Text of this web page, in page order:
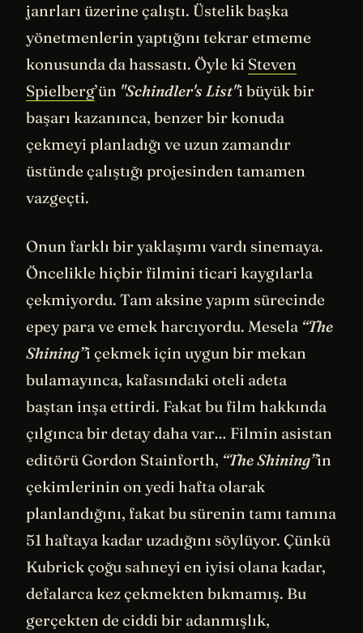
janrları üzerine çalıştı. Üstelik başka
yönetmenlerin yaptığını tekrar etmeme
konusunda da hassastı. Öyle ki Steven
Spielberg’ün "Schindler's List"i büyük bir
başarı kazanınca, benzer bir konuda
çekmeyi planladığı ve uzun zamandır
üstünde çalıştığı projesinden tamamen
vazgeçti.
Onun farklı bir yaklaşımı vardı sinemaya.
Öncelikle hiçbir filmini ticari kaygılarla
çekmiyordu. Tam aksine yapım sürecinde
epey para ve emek harcıyordu. Mesela “The
Shining”i çekmek için uygun bir mekan
bulamayınca, kafasındaki oteli adeta
baştan inşa ettirdi. Fakat bu film hakkında
çılgınca bir detay daha var… Filmin asistan
editörü Gordon Stainforth, “The Shining”in
çekimlerinin on yedi hafta olarak
planlandığını, fakat bu sürenin tamı tamına
51 haftaya kadar uzadığını söylüyor. Çünkü
Kubrick çoğu sahneyi en iyisi olana kadar,
defalarca kez çekmekten bıkmamış. Bu
gerçekten de ciddi bir adanmışlık,